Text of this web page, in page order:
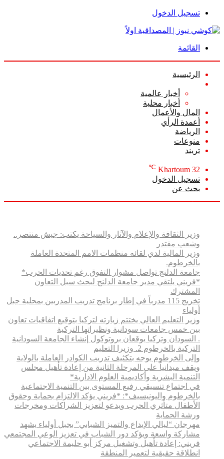
تسجيل الدخول
القائمة
الرئيسية
أخبار عالمية
أخبار محلية
المال والأعمال
أعمدة الرأي
الرياضة
منوعات
تريند
Khartoum 32
℃
تسجيل الدخول
بحث عن
وزير الثقافة والإعلام والآثار والسياحة يكتب: جيش منتصر..
وشعب مقتدر
وزير المالية لدي لقائه منظمات الامم المتحدة العاملة
بالخرطوم.
جامعة الدلنج تواصل مشوار التفوق رغم تحديات الحرب*
*فريني يلتقي مدير جامعة الدلنج لبحث سبل التعاون
المشترك
تخريج 115 مدرباً في إطار برنامج تدريب المدربين بمحلية جبل
أولياء
وزير التعليم العالي يختتم زيارته لتركيا بتوقيع اتفاقيات تعاون
بين خمس جامعات سودانية ونظيراتها التركية
. السودان وتركيا يوقعان بروتوكول إنشاء الجامعة السودانية
التركية بالخرطوم 2. وزيرا التعليم
وإلى الخرطوم يوجه بتكثيف تدريب الكوادر العاملة بالولاية
ويقف ميدانياً على المرحلة الثانية من إعادة تأهيل مجلس
التنمية البشرية وأكاديمية العلوم الادارية*
في اجتماع تنسيقي رفيع المستوى بين التنمية الاجتماعية
بالخرطوم واليونيسيف*: *​فريني يؤكد الالتزام بحماية وحقوق
الأطفال متأثري الحرب ويدعو لتعزيز الشراكات ومخرجات
ورشة الحماية
مهرجان “ليالي الإبداع والتميز الشبابي” بجبل أولياء يشهد
مشاركة واسعة ويؤكد دور الشباب في تعزيز الوعي المجتمعي
فريني: إعادة تأهيل وتشغيل مركز أبو حليمة الاجتماعي
انطلاقة حقيقية لتعمير المنطقة